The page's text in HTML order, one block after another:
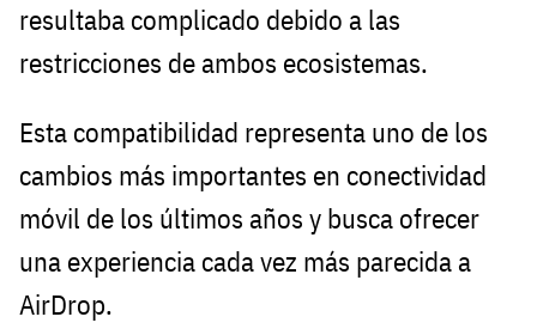
resultaba complicado debido a las
restricciones de ambos ecosistemas.
Esta compatibilidad representa uno de los
cambios más importantes en conectividad
móvil de los últimos años y busca ofrecer
una experiencia cada vez más parecida a
AirDrop.